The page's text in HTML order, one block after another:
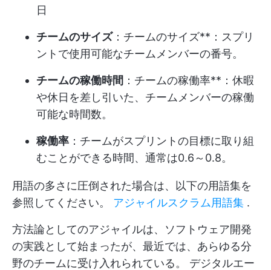
日
チームのサイズ：チームのサイズ**：スプリ
ントで使用可能なチームメンバーの番号。
チームの稼働時間 ：チームの稼働率**：休暇
や休日を差し引いた、チームメンバーの稼働
可能な時間数。
稼働率 ：チームがスプリントの目標に取り組
むことができる時間、通常は0.6～0.8。
用語の多さに圧倒された場合は、以下の用語集を
参照してください。 アジャイルスクラム用語集 .
方法論としてのアジャイルは、ソフトウェア開発
の実践として始まったが、最近では、あらゆる分
野のチームに受け入れられている。 デジタルエー